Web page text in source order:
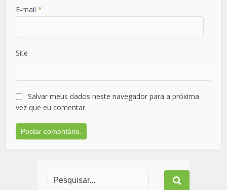
E-mail*
Site
Salvar meus dados neste navegador para a próxima
vez que eu comentar.